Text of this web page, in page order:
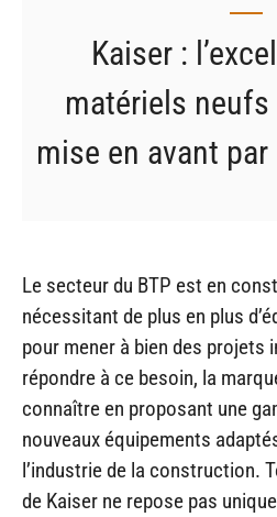
Kaiser :
matériels neufs
mise en avant par
Le secteur du BTP est en
nécessitant de plus en plus
pour mener à bien des projets
répondre à ce besoin, la
connaître en proposant une
nouveaux équipements
l’industrie de la construction.
de Kaiser ne repose pas